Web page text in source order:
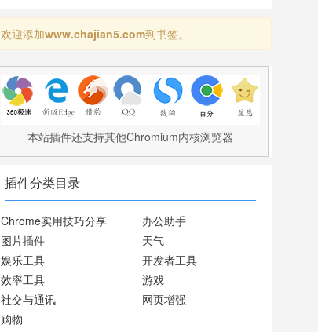
欢迎添加www.chajian5.com到书签。
本站插件还支持其他Chromium内核浏览器
插件分类目录
Chrome实用技巧分享
办公助手
图片插件
天气
娱乐工具
开发者工具
效率工具
游戏
社交与通讯
网页增强
购物